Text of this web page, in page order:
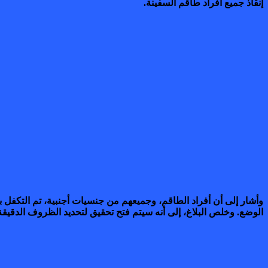
إنقاذ جميع أفراد طاقم السفينة.
وأشار إلى أن أفراد الطاقم، وجميعهم من جنسيات أجنبية، تم
الوضع. وخلص البلاغ، إلى أنه سيتم فتح تحقيق لتحديد الظروف